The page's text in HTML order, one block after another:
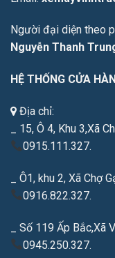
Người đại diện theo
Nguyễn Thanh
HỆ THỐNG CỬA
Địa chỉ:
_ 15, Ô 4, Khu 3,Xã
0915.111.327.
_ Ô1, khu 2, Xã Chợ
0916.822.327.
_ Số 119 Ấp Bắc,Xã
0945.250.327.